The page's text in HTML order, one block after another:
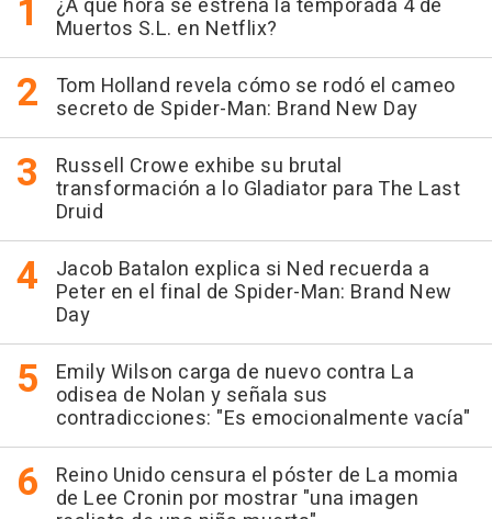
Muertos S.L. en Netflix?
Tom Holland revela cómo se rodó el cameo
secreto de Spider-Man: Brand New Day
Russell Crowe exhibe su brutal
transformación a lo Gladiator para The Last
Druid
Jacob Batalon explica si Ned recuerda a
Peter en el final de Spider-Man: Brand New
Day
Emily Wilson carga de nuevo contra La
odisea de Nolan y señala sus
contradicciones: "Es emocionalmente vacía"
Reino Unido censura el póster de La momia
de Lee Cronin por mostrar "una imagen